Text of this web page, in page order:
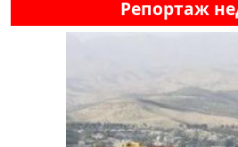
Репортаж